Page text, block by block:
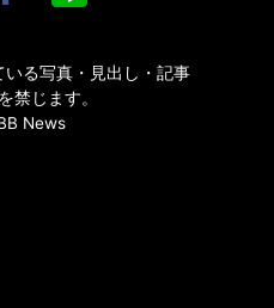
る写真・見出し・記事
禁じます。
News